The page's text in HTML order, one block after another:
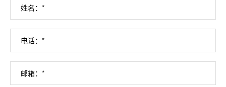
姓名：*
电话：*
邮箱：*